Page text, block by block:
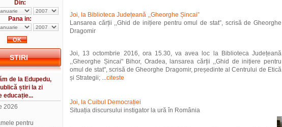
Din:
Pana in:
STIRI
de la Edupedu,
știri la zi
educație...
2026
pentru
Joi, la Biblioteca Județeană ,,Gheorghe Șincai”
Lansarea cărții ,,Ghid de inițiere pentru omul de stat”, scrisă de Gheorghe
Dragomir
Joi, 13 octombrie 2016, ora 15.30, va avea loc la Biblioteca Județeană
,,Gheorghe Șincai" Bihor, Oradea, lansarea cărții ,,Ghid de inițiere pentru
omul de stat", scrisă de Gheorghe Dragomir, președinte al Centrului de Etică
și Strategii; ...citeste
Joi, la Cuibul Democrației
Situația discursului instigator la ură în România